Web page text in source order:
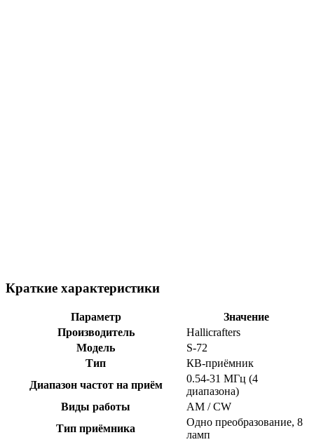
Краткие характеристики
Параметр
Значение
Производитель
Hallicrafters
Модель
S-72
Тип
КВ-приёмник
Диапазон частот на приём
0.54-31 МГц (4
диапазона)
Виды работы
AM / CW
Тип приёмника
Одно преобразование, 8
ламп